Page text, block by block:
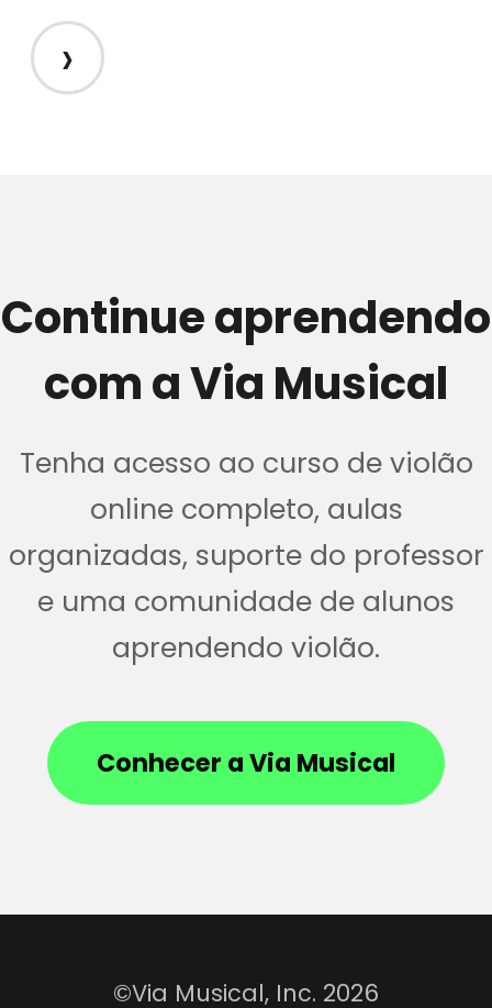
›
Continue aprendendo
com a Via Musical
Tenha acesso ao curso de violão
online completo, aulas
organizadas, suporte do professor
e uma comunidade de alunos
aprendendo violão.
Conhecer a Via Musical
©Via Musical, Inc. 2026